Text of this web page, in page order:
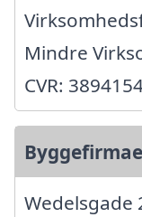
Mindre
CVR:
Wedelsgade